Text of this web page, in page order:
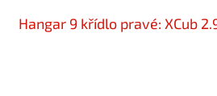
Hangar 9 křídlo pravé: XCub